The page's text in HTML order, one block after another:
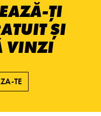
ȚI
ȘI
VINZI
TE